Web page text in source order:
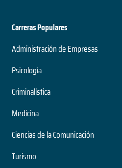
Carreras Populares
Administración de Empresas
Psicología
Criminalística
Medicina
Ciencias de la Comunicación
Turismo